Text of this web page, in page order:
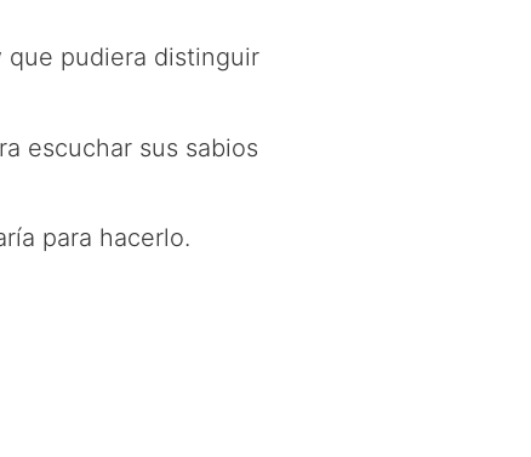
que pudiera distinguir
escuchar sus sabios
para hacerlo.